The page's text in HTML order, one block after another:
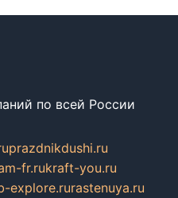
по всей России
prazdnikdushi.ru
fr.rukraft-you.ru
explore.rurastenuya.ru